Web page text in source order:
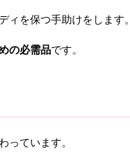
ィを保つ手助けをします。
の必需品です。
っています。